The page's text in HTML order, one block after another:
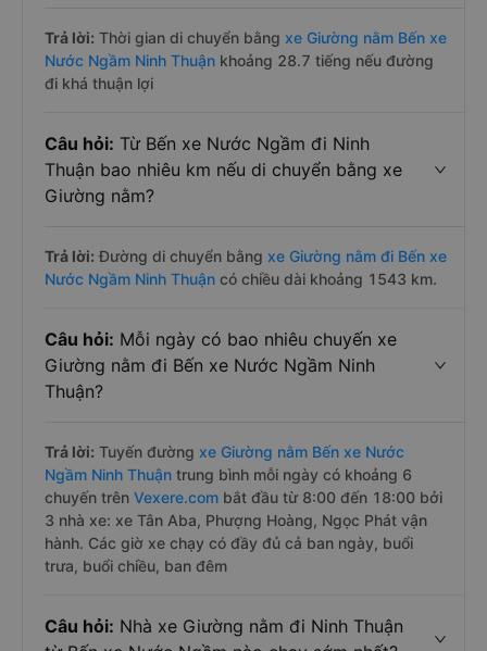
Trả lời: Thời gian di chuyển bằng xe Giường nằm Bến xe
Nước Ngầm Ninh Thuận khoảng 28.7 tiếng nếu đường
đi khá thuận lợi
Câu hỏi: Từ Bến xe Nước Ngầm đi Ninh
Thuận bao nhiêu km nếu di chuyển bằng xe
Giường nằm?
Trả lời: Đường di chuyển bằng xe Giường nằm đi Bến xe
Nước Ngầm Ninh Thuận có chiều dài khoảng 1543 km.
Câu hỏi: Mỗi ngày có bao nhiêu chuyến xe
Giường nằm đi Bến xe Nước Ngầm Ninh
Thuận?
Trả lời: Tuyến đường xe Giường nằm Bến xe Nước
Ngầm Ninh Thuận trung bình mỗi ngày có khoảng 6
chuyến trên Vexere.com bắt đầu từ 8:00 đến 18:00 bởi
3 nhà xe: xe Tân Aba, Phượng Hoàng, Ngọc Phát vận
hành. Các giờ xe chạy có đầy đủ cả ban ngày, buổi
trưa, buổi chiều, ban đêm
Câu hỏi: Nhà xe Giường nằm đi Ninh Thuận